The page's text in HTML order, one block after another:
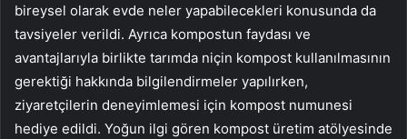
bireysel olarak evde neler yapabilecekleri konusunda da
tavsiyeler verildi. Ayrıca kompostun faydası ve
avantajlarıyla birlikte tarımda niçin kompost kullanılmasının
gerektiği hakkında bilgilendirmeler yapılırken,
ziyaretçilerin deneyimlemesi için kompost numunesi
hediye edildi. Yoğun ilgi gören kompost üretim atölyesinde